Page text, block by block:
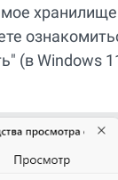
(в Windows